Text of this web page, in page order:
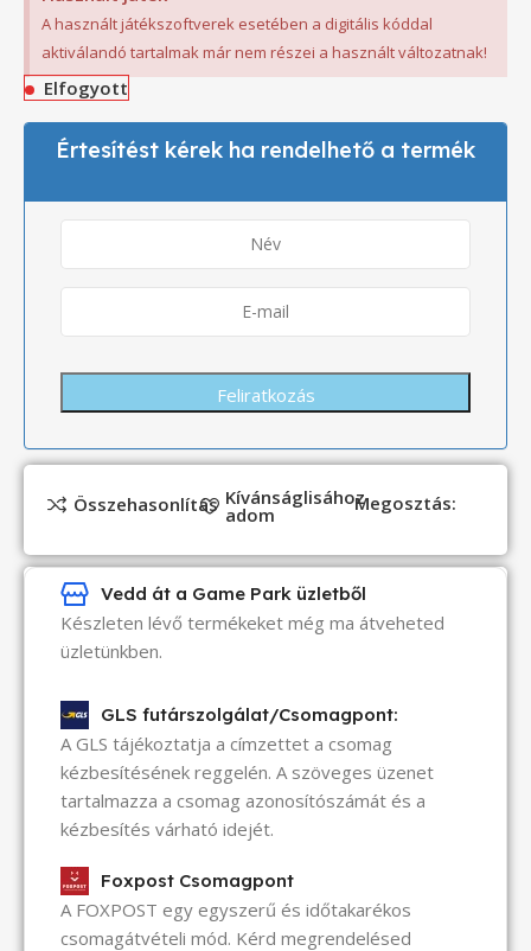
A használt játékszoftverek esetében a digitális kóddal
aktiválandó tartalmak már nem részei a használt változatnak!
Elfogyott
Értesítést kérek ha rendelhető a termék
Összehasonlítás Kívánságlisához
adom Megosztás:
Vedd át a Game Park üzletből
Készleten lévő termékeket még ma átveheted
üzletünkben.
GLS futárszolgálat/Csomagpont:
A GLS tájékoztatja a címzettet a csomag
kézbesítésének reggelén. A szöveges üzenet
tartalmazza a csomag azonosítószámát és a
kézbesítés várható idejét.
Foxpost Csomagpont
A FOXPOST egy egyszerű és időtakarékos
csomagátvételi mód. Kérd megrendelésed